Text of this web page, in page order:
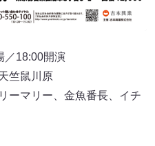
／18:00開演
竺鼠川原
ーマリー、金魚番長、イチ